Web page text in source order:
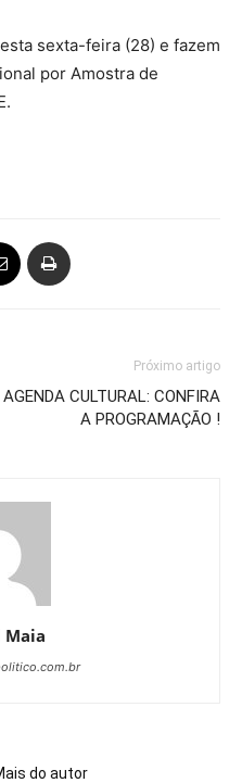
sexta-feira (28) e fazem
por Amostra de
Próximo artigo
AGENDA CULTURAL: CONFIRA
A PROGRAMAÇÃO !
Maia
do autor